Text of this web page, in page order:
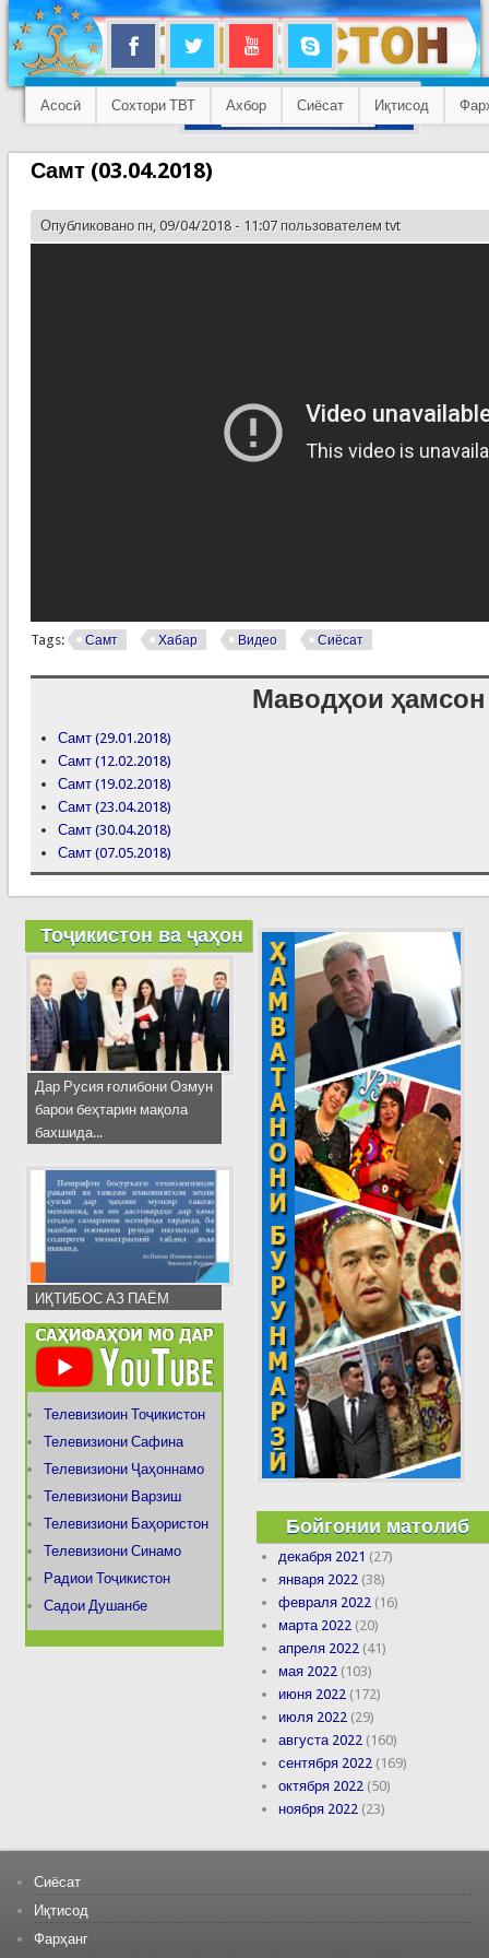
Асосӣ Сохтори ТВТ Ахбор Сиёсат Иқтисод
Самт (03.04.2018)
Опубликовано пн, 09/04/2018 - 11:07 пользователем tvt
Tags: Самт Хабар Видео Сиёсат
Маводҳои ҳамсон
Самт (29.01.2018)
Самт (12.02.2018)
Самт (19.02.2018)
Самт (23.04.2018)
Самт (30.04.2018)
Самт (07.05.2018)
Тоҷикистон ва ҷаҳон
Дар Русия ғолибони Озмун
барои беҳтарин мақола
бахшида...
ИҚТИБОС АЗ ПАЁМ
Телевизиоин Тоҷикистон
Телевизиони Сафина
Телевизиони Ҷаҳоннамо
Телевизиони Варзиш
Телевизиони Баҳористон
Телевизиони Синамо
Радиои Тоҷикистон
Садои Душанбе
Бойгонии матолиб
декабря 2021 (27)
января 2022 (38)
февраля 2022 (16)
марта 2022 (20)
апреля 2022 (41)
мая 2022 (103)
июня 2022 (172)
июля 2022 (29)
августа 2022 (160)
сентября 2022 (169)
октября 2022 (50)
ноября 2022 (23)
Сиёсат
Иқтисод
Фарҳанг